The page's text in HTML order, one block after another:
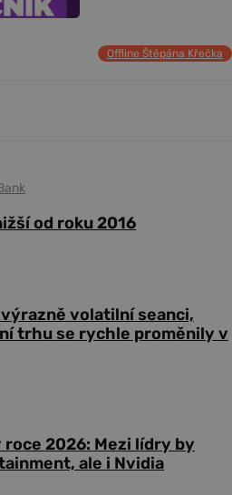
Offline Štěpána Křečka
od roku 2016
volatilní seanci,
trhu se rychle proměnily v
2026: Mezi lídry by
ale i Nvidia